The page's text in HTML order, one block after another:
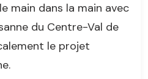
main dans la main avec
du Centre-Val de
le projet